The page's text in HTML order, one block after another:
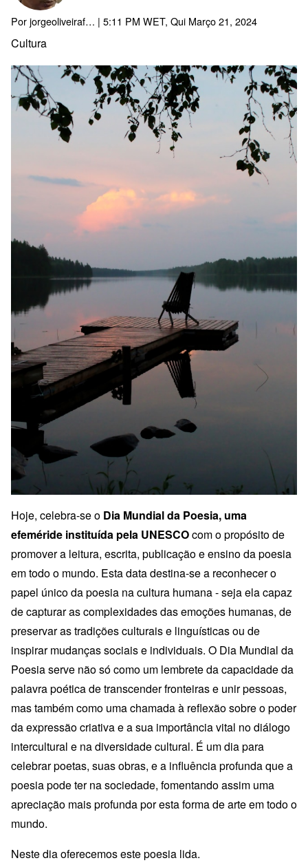
Porjorgeoliveiraf… | 5:11 PM WET, Qui Março 21, 2024
Cultura
Hoje, celebra-se o Dia Mundial da Poesia, uma
efeméride instituída pela UNESCOcom o propósito de
promover a leitura, escrita, publicação e ensino da poesia
em todo o mundo. Esta data destina-se a reconhecer o
papel único da poesia na cultura humana - seja ela capaz
de capturar as complexidades das emoções humanas, de
preservar as tradições culturais e linguísticas ou de
inspirar mudanças sociais e individuais. O Dia Mundial da
Poesia serve não só como um lembrete da capacidade da
palavra poética de transcender fronteiras e unir pessoas,
mas também como uma chamada à reflexão sobre o poder
da expressão criativa e a sua importância vital no diálogo
intercultural e na diversidade cultural. É um dia para
celebrar poetas, suas obras, e a influência profunda que a
poesia pode ter na sociedade, fomentando assim uma
apreciação mais profunda por esta forma de arte em todo o
mundo.
Neste dia oferecemos este poesia lida.